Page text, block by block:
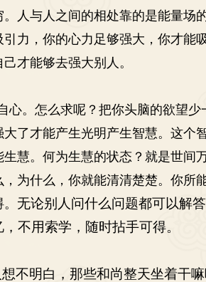
人与人之间的相处靠的是能量场
力，你的心力足够强大，你才能
才能够去强大别人。
。怎么求呢？把你头脑的欲望少
了才能产生光明产生智慧。这个
慧。何为生慧的状态？就是世间
为什么，你就能清清楚楚。你所
无论别人问什么问题都可以解
不用索学，随时拈手可得。
明白，那些和尚整天坐着干嘛